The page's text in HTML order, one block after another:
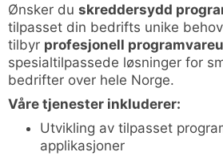
Ønsker du skreddersydd
tilpasset din bedrifts unike
tilbyr profesjonell
spesialtilpassede løsninger for
bedrifter over hele Norge.
Våre tjenester inkluderer:
Utvikling av tilpasset
applikasjoner